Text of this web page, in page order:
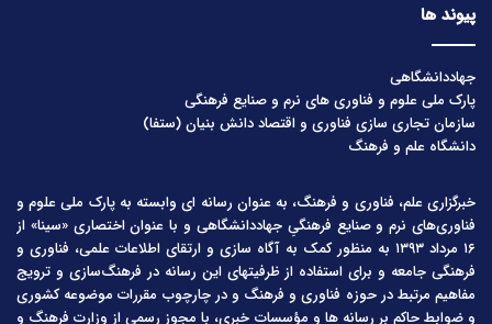
پیوند ها
جهاددانشگاهی
پارک ملی علوم و فناوری های نرم و صنایع فرهنگی
سازمان تجاری سازی فناوری و اقتصاد دانش بنیان (ستفا)
دانشگاه علم و فرهنگ
خبرگزاری علم، فناوری و فرهنگ، به عنوان رسانه ای وابسته به پارک ملی علوم و
فناوری‌های نرم و صنایع فرهنگیِ جهاددانشگاهی و با عنوان اختصاری «سینا» از
۱۶ مرداد ۱۳۹۳ به منظور کمک به آگاه سازی و ارتقای اطلاعات علمی، فناوری و
فرهنگی جامعه و برای استفاده از ظرفیتهای این رسانه در فرهنگ‌سازی و ترویج
مفاهیم مرتبط در حوزه فناوری و فرهنگ و در چارچوب مقررات موضوعه کشوری
و ضوابط حاکم بر رسانه ها و مؤسسات خبری، با مجوز رسمی از وزارت فرهنگ و